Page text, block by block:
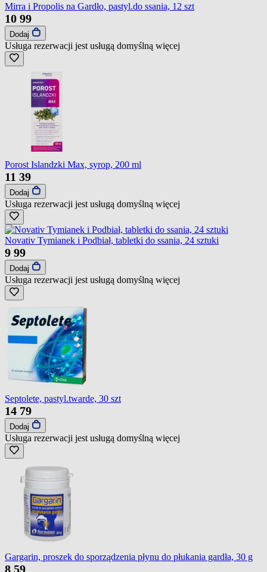
Mirra i Propolis na Gardło, pastyl.do ssania, 12 szt
10 99
Dodaj
Usługa rezerwacji jest usługą domyślną więcej
Porost Islandzki Max, syrop, 200 ml
11 39
Dodaj
Usługa rezerwacji jest usługą domyślną więcej
Novativ Tymianek i Podbiał, tabletki do ssania, 24 sztuki
9 99
Dodaj
Usługa rezerwacji jest usługą domyślną więcej
Septolete, pastyl.twarde, 30 szt
14 79
Dodaj
Usługa rezerwacji jest usługą domyślną więcej
Gargarin, proszek do sporządzenia płynu do płukania gardła, 30 g
8 59